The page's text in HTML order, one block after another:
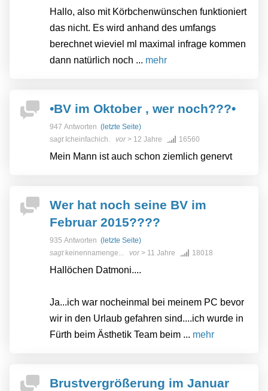
Hallo, also mit Körbchenwünschen funktioniert
das nicht. Es wird anhand des umfangs
berechnet wieviel ml maximal infrage kommen
dann natürlich noch ... mehr
•BV im Oktober , wer noch???•
947 Antworten (letzte Seite)
sagt Icheinfachich. vor> 12 Jahre 16560
Mein Mann ist auch schon ziemlich genervt
Wer hat noch seine BV im
Februar 2015????
935 Antworten (letzte Seite)
sagt keinennamenge... vor> 11 Jahre 18018
Hallöchen Datmoni....
Ja...ich war nocheinmal bei meinem PC bevor
wir in den Urlaub gefahren sind....ich wurde in
Fürth beim Ästhetik Team beim ... mehr
Brustvergrößerung im Januar